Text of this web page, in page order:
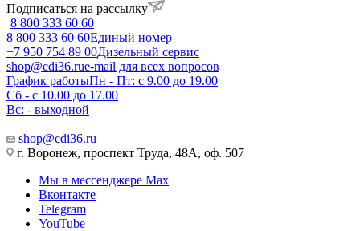
Подписаться на рассылку
8 800 333 60 60
8 800 333 60 60Единый номер
+7 950 754 89 00Дизельный сервис
shop@cdi36.rue-mail для всех вопросов
График работыПн - Пт: с 9.00 до 19.00
Сб - с 10.00 до 17.00
Вс: - выходной
shop@cdi36.ru
г. Воронеж, проспект Труда, 48А, оф. 507
Мы в мессенджере Max
Вконтакте
Telegram
YouTube